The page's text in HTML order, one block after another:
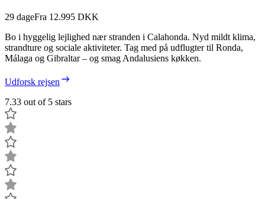
29 dageFra 12.995 DKK
Bo i hyggelig lejlighed nær stranden i Calahonda. Nyd mildt klima,
strandture og sociale aktiviteter. Tag med på udflugter til Ronda,
Málaga og Gibraltar – og smag Andalusiens køkken.
Udforsk rejsen
7.33 out of 5 stars